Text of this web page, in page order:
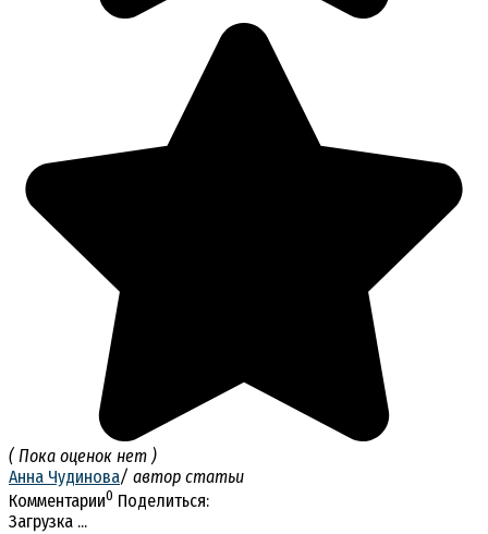
( Пока оценок нет )
Анна Чудинова/ автор статьи
Комментарии0 Поделиться:
Загрузка ...